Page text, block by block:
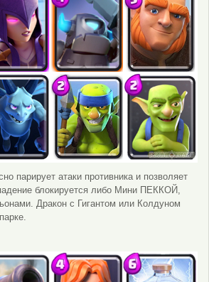
парирует атаки противника и позволяет
блокируется либо Мини ПЕККОЙ,
Дракон с Гигантом или Колдуном